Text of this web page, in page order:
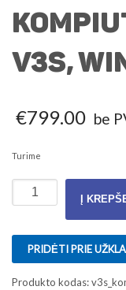
V3S,
€799.00 be
Turime
produkto
kiekis:
Kompiuteris
SENOR
V3S,
Į
PRIDĖTI PRIE
Produkto kodas: